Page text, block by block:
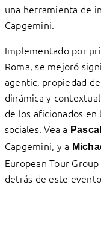
una herramienta de
Capgemini.
Implementado por
Roma, se mejoró
agentic, propiedad
dinámica y
de los aficionados
sociales. Vea a
Capgemini, y a
European Tour
detrás de este